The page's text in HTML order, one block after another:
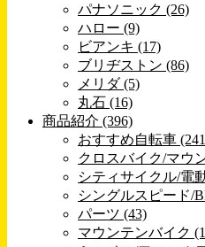
パナソニック (26)
ハロー (9)
ビアンキ (17)
ブリヂストン (86)
メリダ (5)
丸石 (16)
商品紹介 (396)
おすすめ自転車
クロスバイク/マウ
シティサイクル/電
シングルスピード/
パーツ (43)
マウンテンバイク